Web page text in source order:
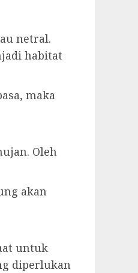
netral.
habitat
maka
Oleh
akan
untuk
diperlukan